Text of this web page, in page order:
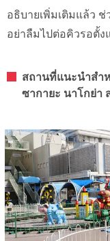
อธิบายเพิ่มเติมแล้ว ช่
อย่าลืมไปต่อคิวรอตั้ง
สถานที่แนะนำสำ
ซากายะ นาโกย่า